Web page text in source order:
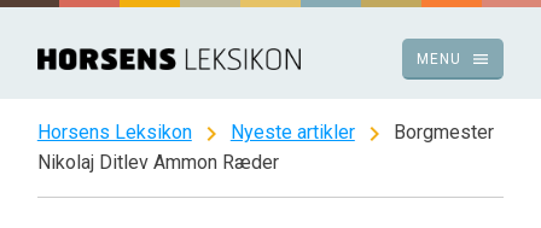
Spring
indhold
menu
MENU
Horsens Leksikon chevron_right Nyeste artikler chevron_right
Borgmester
Nikolaj Ditlev Ammon Ræder